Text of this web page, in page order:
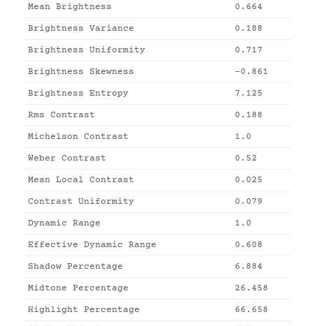
Mean Brightness 0.664
Brightness Variance 0.188
Brightness Uniformity 0.717
Brightness Skewness -0.861
Brightness Entropy 7.125
Rms Contrast 0.188
Michelson Contrast 1.0
Weber Contrast 0.52
Mean Local Contrast 0.025
Contrast Uniformity 0.079
Dynamic Range 1.0
Effective Dynamic Range 0.608
Shadow Percentage 6.884
Midtone Percentage 26.458
Highlight Percentage 66.658